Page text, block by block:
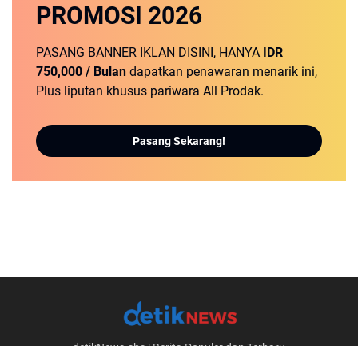
PROMOSI 2026
PASANG BANNER IKLAN DISINI, HANYA IDR
750,000 / Bulan dapatkan penawaran menarik ini,
Plus liputan khusus pariwara All Prodak.
Pasang Sekarang!